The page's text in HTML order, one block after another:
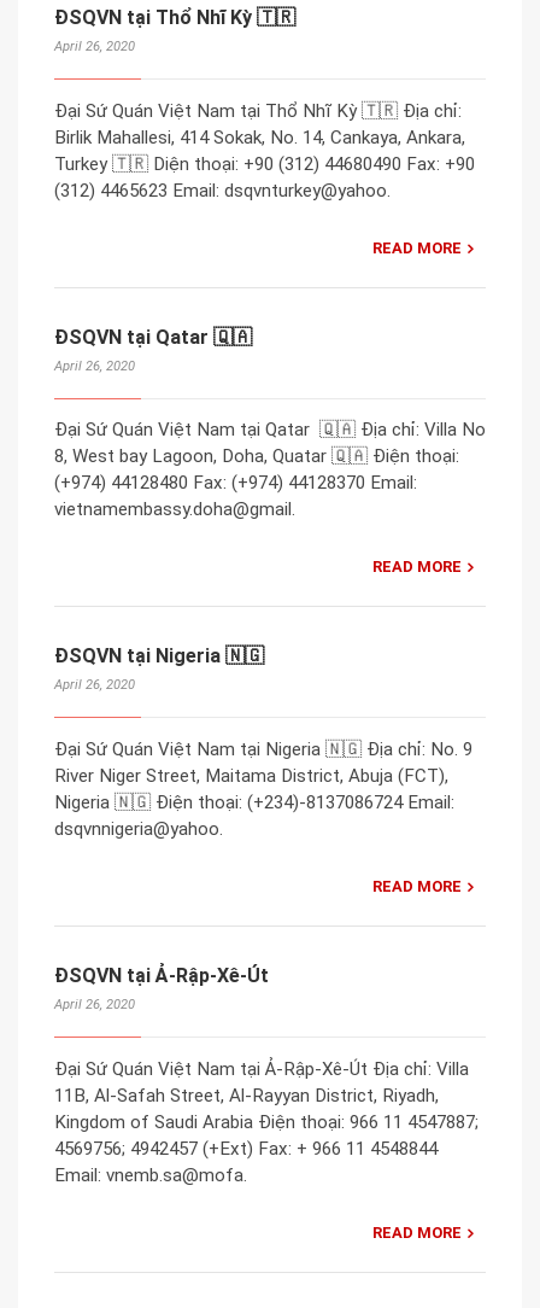
ĐSQVN tại Thổ Nhĩ Kỳ 🇹🇷
April 26, 2020
Đại Sứ Quán Việt Nam tại Thổ Nhĩ Kỳ 🇹🇷 Địa chỉ:
Birlik Mahallesi, 414 Sokak, No. 14, Cankaya, Ankara,
Turkey 🇹🇷 Diện thoại: +90 (312) 44680490 Fax: +90
(312) 4465623 Email: dsqvnturkey@yahoo.
READ MORE
ĐSQVN tại Qatar 🇶🇦
April 26, 2020
Đại Sứ Quán Việt Nam tại Qatar 🇶🇦 Địa chỉ: Villa No
8, West bay Lagoon, Doha, Quatar 🇶🇦 Điện thoại:
(+974) 44128480 Fax: (+974) 44128370 Email:
vietnamembassy.doha@gmail.
READ MORE
ĐSQVN tại Nigeria 🇳🇬
April 26, 2020
Đại Sứ Quán Việt Nam tại Nigeria 🇳🇬 Địa chỉ: No. 9
River Niger Street, Maitama District, Abuja (FCT),
Nigeria 🇳🇬 Điện thoại: (+234)-8137086724 Email:
dsqvnnigeria@yahoo.
READ MORE
ĐSQVN tại Ả-Rập-Xê-Út
April 26, 2020
Đại Sứ Quán Việt Nam tại Ả-Rập-Xê-Út Địa chỉ: Villa
11B, Al-Safah Street, Al-Rayyan District, Riyadh,
Kingdom of Saudi Arabia Điện thoại: 966 11 4547887;
4569756; 4942457 (+Ext) Fax: + 966 11 4548844
Email: vnemb.sa@mofa.
READ MORE